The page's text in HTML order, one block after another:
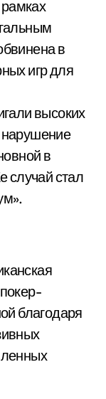
в
игр для
высоких
в
случай стал
благодаря